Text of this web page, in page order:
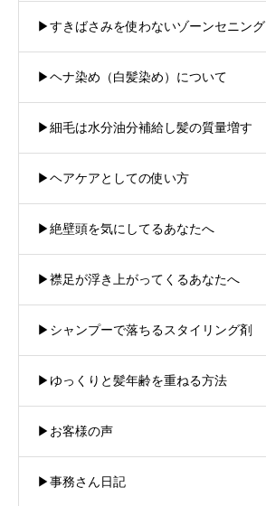
▶︎すきばさみを使わないゾーンセニング
▶︎ヘナ染め（白髪染め）について
▶︎細毛は水分油分補給し髪の質量増す
▶︎ヘアケアとしての使い方
▶︎絶壁頭を気にしてるあなたへ
▶︎襟足が浮き上がってくるあなたへ
▶︎シャンプーで落ちるスタイリング剤
▶︎ゆっくりと髪年齢を重ねる方法
▶︎お客様の声
▶︎事務さん日記